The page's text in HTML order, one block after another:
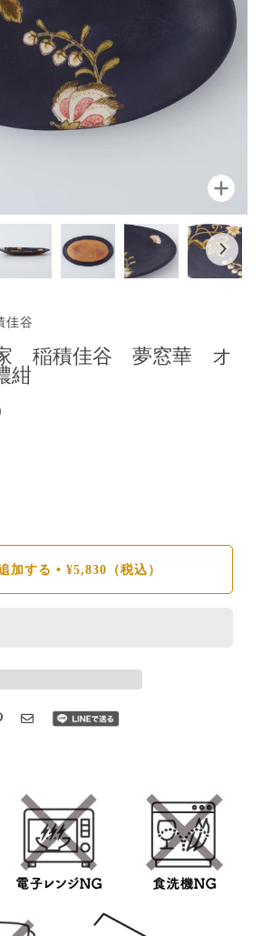
拡大
谷
稲積佳谷 夢窓華 オ
紺
加する • ¥5,830 （税込）